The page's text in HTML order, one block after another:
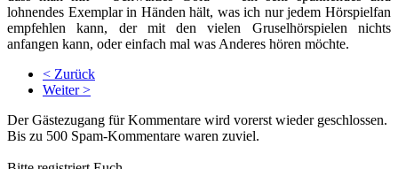
lohnendes Exemplar in Händen hält, was ich nur jedem Hörspielfan
empfehlen kann, der mit den vielen Gruselhörspielen nichts
anfangen kann, oder einfach mal was Anderes hören möchte.
< Zurück
Weiter >
Der Gästezugang für Kommentare wird vorerst wieder geschlossen.
Bis zu 500 Spam-Kommentare waren zuviel.